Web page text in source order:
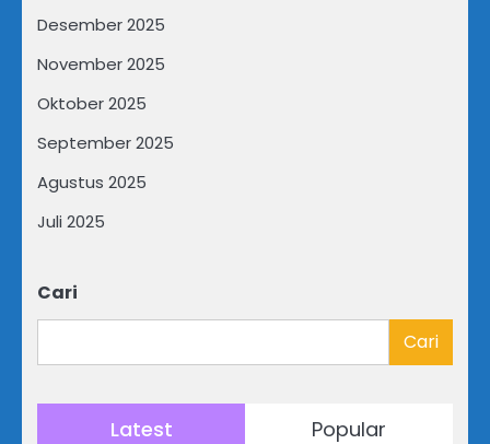
Desember 2025
November 2025
Oktober 2025
September 2025
Agustus 2025
Juli 2025
Cari
Cari
Latest Popular